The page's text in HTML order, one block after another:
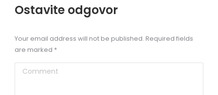
Ostavite odgovor
Your email address will not be published. Required fields
are marked *
Comment